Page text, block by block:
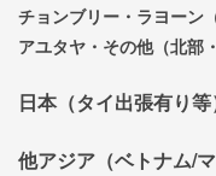
チョンブリー・ラヨーン
アユタヤ・その他（北部
日本（タイ出張有り等
他アジア（ベトナム/